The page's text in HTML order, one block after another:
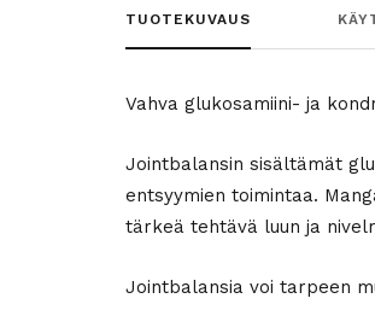
TUOTEKUVAUS
Vahva glukosamiini- ja
Jointbalansin sisältämät
entsyymien toimintaa.
tärkeä tehtävä luun ja
Jointbalansia voi tarpeen